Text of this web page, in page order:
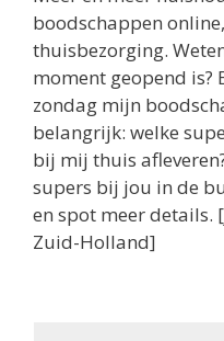
boodschappen
thuisbezorging.
moment geopend is?
zondag mijn
belangrijk: welke
bij mij thuis
supers bij jou in de
en spot meer
Zuid-Holland]